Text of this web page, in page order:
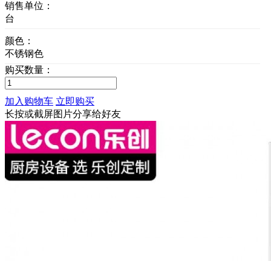
销售单位：
台
颜色：
不锈钢色
购买数量：
加入购物车 立即购买
长按或截屏图片分享给好友